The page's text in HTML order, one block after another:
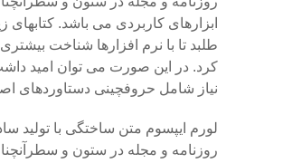
ابزارهای کاربردی می باشد.
طلبد تا با نرم افزارها شناخت
کرد. در این صورت می توان امید
نیاز شامل حروفچینی دستاوردهای
لورم ایپسوم متن ساختگی با تولید
روزنامه و مجله در ستون و